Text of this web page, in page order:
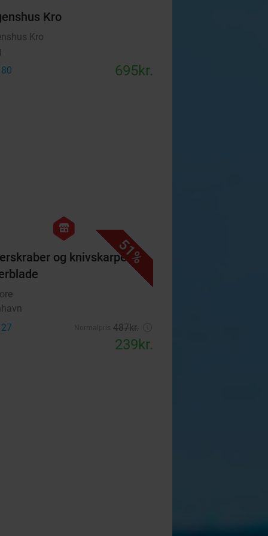
Kro
Kro
695kr.
51%
hexagon
store
og knivskarpe
487kr.
239kr.